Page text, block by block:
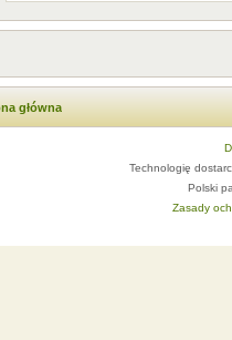
główna
Technologię
Polski
Zasady